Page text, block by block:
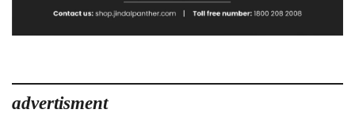
advertisment